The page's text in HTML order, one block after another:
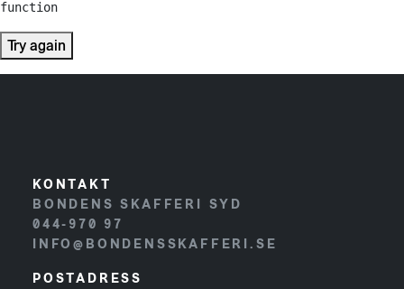
function
Try again
KONTAKT
BONDENS SKAFFERI SYD
044-970 97
INFO@BONDENSSKAFFERI.SE
POSTADRESS